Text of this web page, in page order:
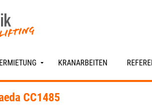
KRANARBEITEN
CC1485